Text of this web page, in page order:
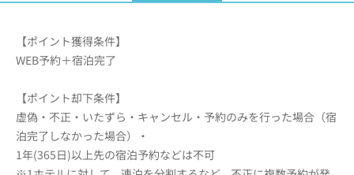
【ポイント獲得条件】
WEB予約＋宿泊完了
【ポイント却下条件】
虚偽・不正・いたずら・キャンセル・予約のみを行った場合（宿
泊完了しなかった場合）・
1年(365日)以上先の宿泊予約などは不可